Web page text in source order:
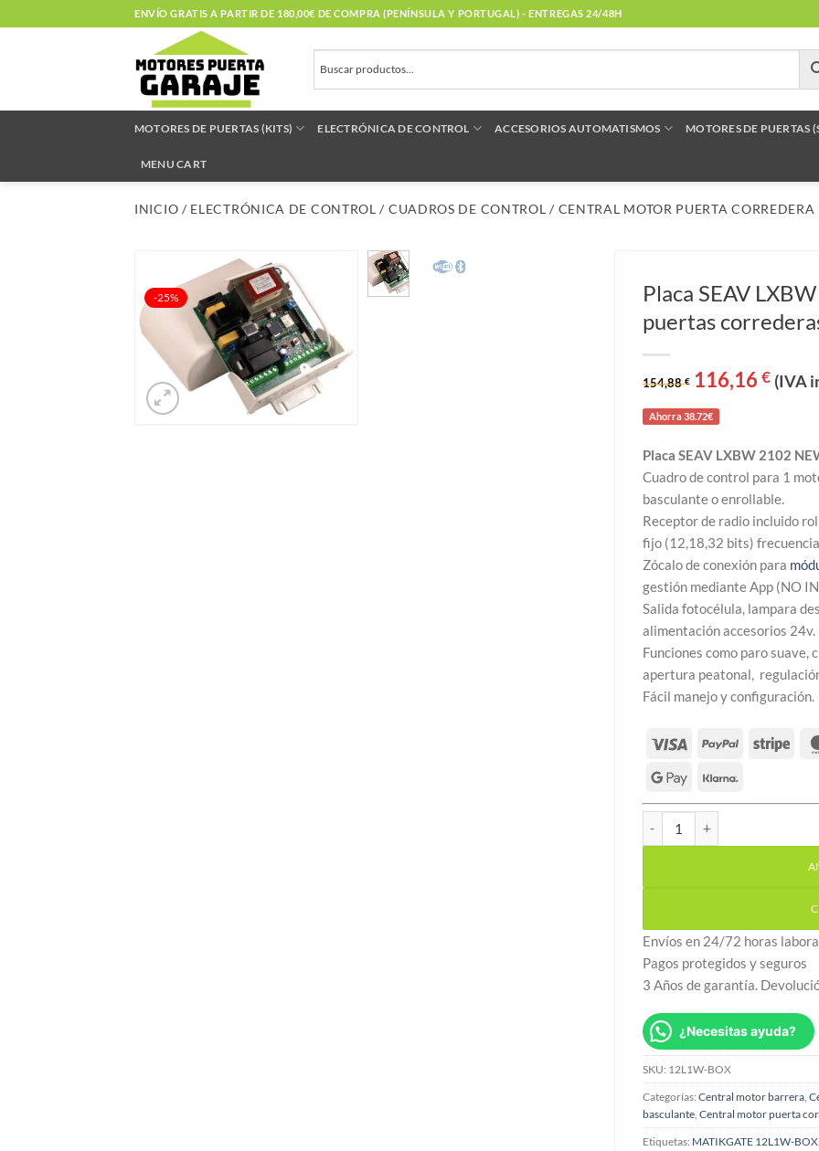
al
ENVÍO GRATIS A PARTIR DE 180,00€ DE COMPRA (PENÍNSULA Y PORTUGAL) - ENTREGAS 24/48H
MOTORES DE PUERTAS (KITS) ELECTRÓNICA DE CONTROL ACCESORIOS AUTOMATISMOS MOTORES DE PUERTAS
MENU CART
INICIO / ELECTRÓNICA DE CONTROL / CUADROS DE CONTROL / CENTRAL MOTOR PUERTA CORREDERA
-25%
Placa SEAV
puertas
154,88€ El
precio
era:
154,88 €.
116,16 €El
precio
(IVA
Ahorra 38.72€
Placa SEAV LXBW 2102
Cuadro de control para 1
basculante o enrollable.
Receptor de radio incluido
fijo (12,18,32 bits)
Zócalo de conexión para
gestión mediante App (NO
Salida fotocélula, lampara
alimentación accesorios 24v.
Funciones como paro
apertura peatonal,
Fácil manejo y configuración.
Placa SEAV LXBW 2102
Envíos en 24/72 horas
Pagos protegidos y seguros
3 Años de garantía.
¿Necesitas ayuda?
SKU: 12L1W-BOX
Categorías: Central motor barrera,
basculante, Central motor puerta
Etiquetas: MATIKGATE 12L1W-BOX